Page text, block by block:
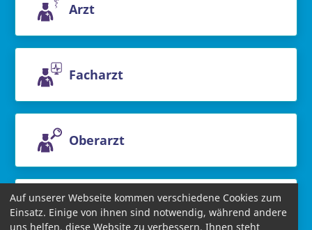
Arzt
Facharzt
Oberarzt
Chefarzt
Auf unserer Webseite kommen verschiedene Cookies zum
Einsatz. Einige von ihnen sind notwendig, während andere
uns helfen, diese Website zu verbessern. Ihnen steht